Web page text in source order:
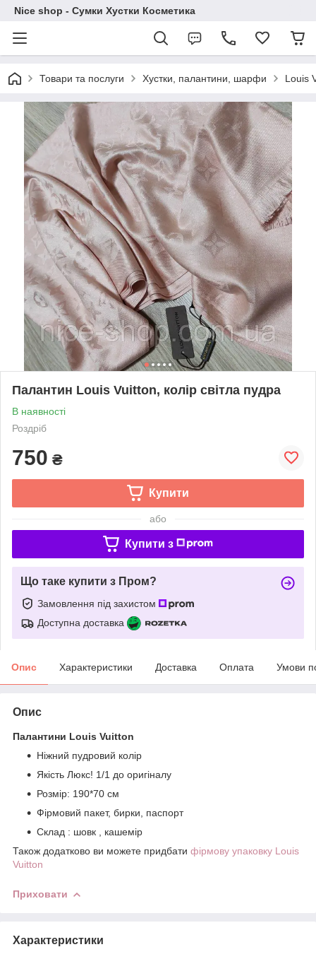
Nice shop - Сумки Хустки Косметика
Товари та послуги Хустки, палантини, шарфи Louis
Палантин Louis Vuitton, колір світла пудра
В наявності
Роздріб
750 ₴
Купити
або
Купити з
Що таке купити з Пром?
Замовлення під захистом
Доступна доставка
Опис Характеристики Доставка Оплата Умови
Опис
Палантини Louis Vuitton
Ніжний пудровий колір
Якість Люкс! 1/1 до оригіналу
Розмір: 190*70 см
Фірмовий пакет, бирки, паспорт
Склад : шовк , кашемір
Також додатково ви можете придбати фірмову упаковку Louis
Vuitton
Приховати
Характеристики